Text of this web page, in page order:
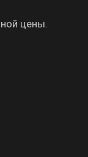
цены.